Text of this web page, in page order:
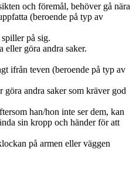
och föremål, behöver gå nära
(beroende på typ av
på sig.
eller göra andra saker.
ifrån teven (beroende på typ av
göra andra saker som kräver god
han/hon inte ser dem, kan
sin kropp och händer för att
på armen eller väggen